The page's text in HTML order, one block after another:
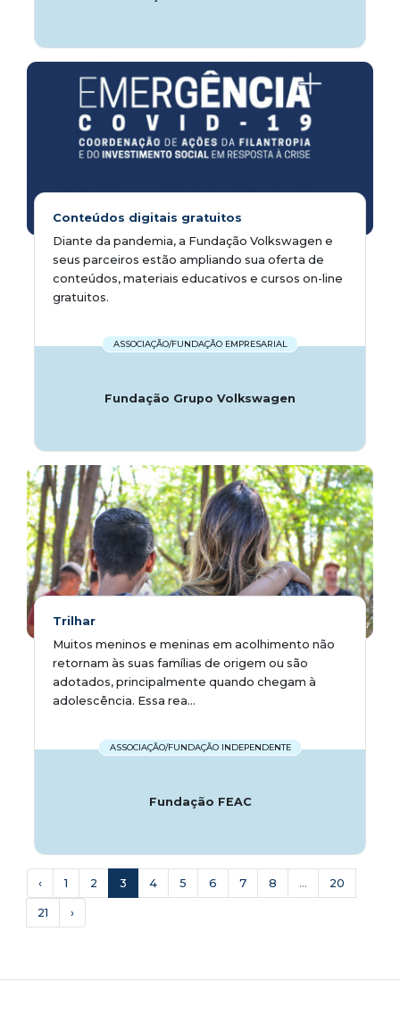
Conteúdos digitais gratuitos
Diante da pandemia, a Fundação Volkswagen e
seus parceiros estão ampliando sua oferta de
conteúdos, materiais educativos e cursos on-line
gratuitos.
ASSOCIAÇÃO/FUNDAÇÃO EMPRESARIAL
Fundação Grupo Volkswagen
Trilhar
Muitos meninos e meninas em acolhimento não
retornam às suas famílias de origem ou são
adotados, principalmente quando chegam à
adolescência. Essa rea...
ASSOCIAÇÃO/FUNDAÇÃO INDEPENDENTE
Fundação FEAC
‹ 1 2 3 4 5 6 7 8 ... 20
21 ›